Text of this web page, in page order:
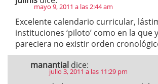
mayo 9, 2011 a las 2:44 am
Excelente calendario curricular,
instituciones ‘piloto’ como en la que
pareciera no existir orden
manantial dice:
julio 3, 2011 a las 11:29 pm